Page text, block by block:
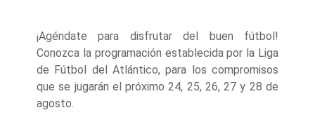
¡Agéndate para disfrutar del buen fútbol!
Conozca la programación establecida por la Liga
de Fútbol del Atlántico, para los compromisos
que se jugarán el próximo 24, 25, 26, 27 y 28 de
agosto.